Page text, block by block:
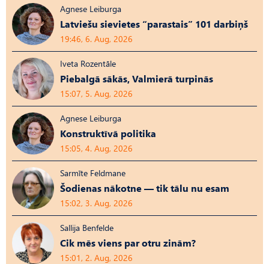
Agnese Leiburga
Latviešu sievietes “parastais” 101 darbiņš
19:46, 6. Aug, 2026
Iveta Rozentāle
Piebalgā sākās, Valmierā turpinās
15:07, 5. Aug, 2026
Agnese Leiburga
Konstruktīvā politika
15:05, 4. Aug, 2026
Sarmīte Feldmane
Šodienas nākotne — tik tālu nu esam
15:02, 3. Aug, 2026
Sallija Benfelde
Cik mēs viens par otru zinām?
15:01, 2. Aug, 2026